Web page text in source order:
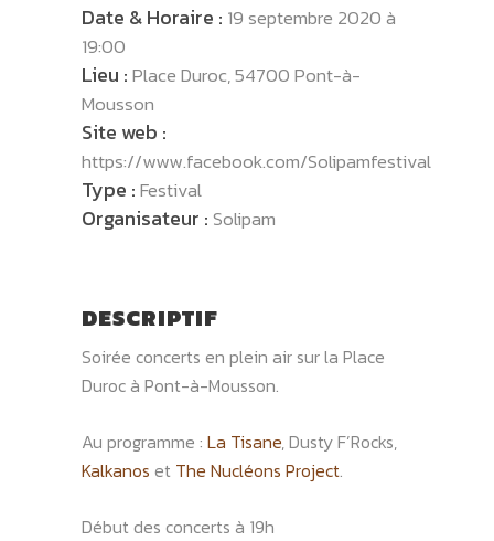
Date & Horaire : 19 septembre 2020 à
19:00
Lieu :Place Duroc, 54700 Pont-à-
Mousson
Site web :
https://www.facebook.com/Solipamfestival
Type :Festival
Organisateur :Solipam
DESCRIPTIF
Soirée concerts en plein air sur la Place
Duroc à Pont-à-Mousson.
Au programme : La Tisane, Dusty F’Rocks,
Kalkanos et The Nucléons Project.
Début des concerts à 19h